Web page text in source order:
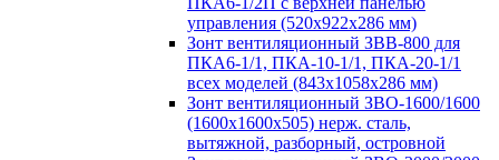
управления (520х922х286 мм)
Зонт вентиляционный ЗВВ-800 для
ПКА6-1/1, ПКА-10-1/1, ПКА-20-1/1
всех моделей (843х1058х286 мм)
Зонт вентиляционный ЗВО-1600/1600
(1600х1600х505) нерж. сталь,
вытяжной, разборный, островной